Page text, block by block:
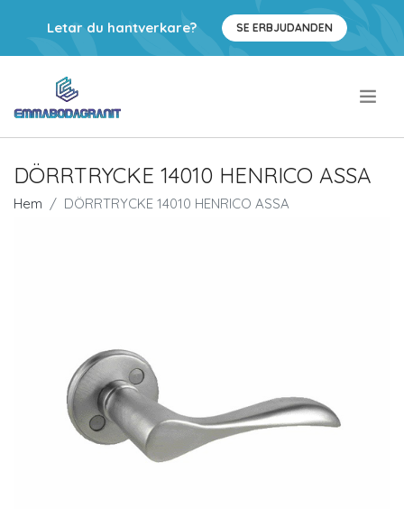
Letar du hantverkare? SE ERBJUDANDEN
DÖRRTRYCKE 14010 HENRICO ASSA
Hem DÖRRTRYCKE 14010 HENRICO ASSA